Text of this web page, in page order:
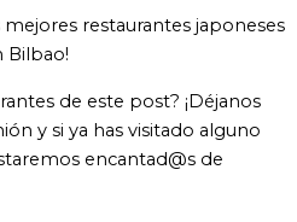
restaurantes japoneses
Bilbao!
de este post? ¡Déjanos
y si ya has visitado alguno
encantad@s de